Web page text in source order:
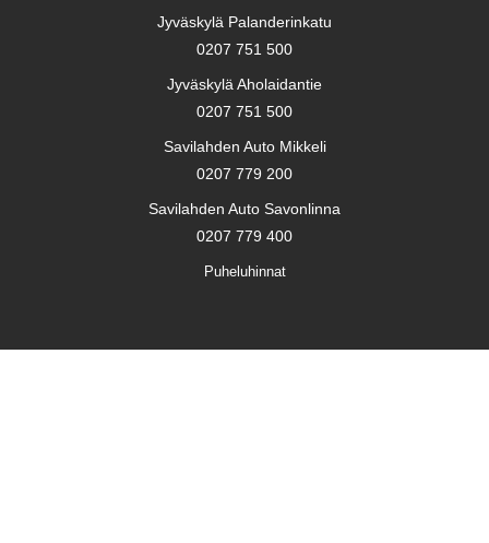
Jyväskylä Palanderinkatu
0207 751 500
Jyväskylä Aholaidantie
0207 751 500
Savilahden Auto Mikkeli
0207 779 200
Savilahden Auto Savonlinna
0207 779 400
Puheluhinnat